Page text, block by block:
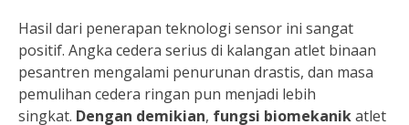
Hasil dari penerapan teknologi sensor ini sangat
positif. Angka cedera serius di kalangan atlet binaan
pesantren mengalami penurunan drastis, dan masa
pemulihan cedera ringan pun menjadi lebih
singkat. Dengan demikian, fungsi biomekanikatlet